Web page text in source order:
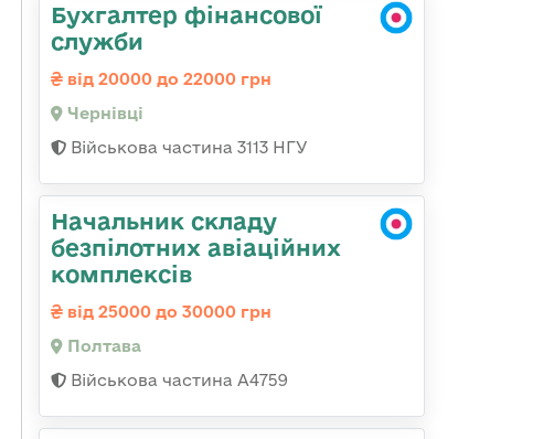
Бухгалтер фінансової
служби
від 20000 до 22000 грн
Чернівці
Військова частина 3113 НГУ
Начальник складу
безпілотних авіаційних
комплексів
від 25000 до 30000 грн
Полтава
Військова частина А4759